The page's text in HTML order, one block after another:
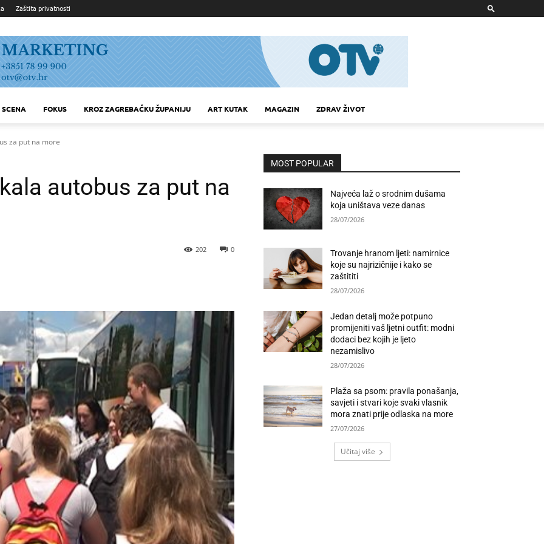
Zaštita privatnosti
SCENA FOKUS KROZ ZAGREBAČKU ŽUPANIJU ART KUTAK MAGAZIN ZDRAV ŽIVOT
za put na more
autobus za put na
0
202
MOST POPULAR
Najveća laž o srodnim dušama
koja uništava veze danas
28/07/2026
Trovanje hranom ljeti: namirnice
koje su najrizičnije i kako se
zaštititi
28/07/2026
Jedan detalj može potpuno
promijeniti vaš ljetni outfit: modni
dodaci bez kojih je ljeto
nezamislivo
28/07/2026
Plaža sa psom: pravila ponašanja,
savjeti i stvari koje svaki vlasnik
mora znati prije odlaska na more
27/07/2026
Učitaj više